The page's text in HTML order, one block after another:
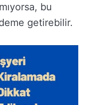
bu
getirebilir.